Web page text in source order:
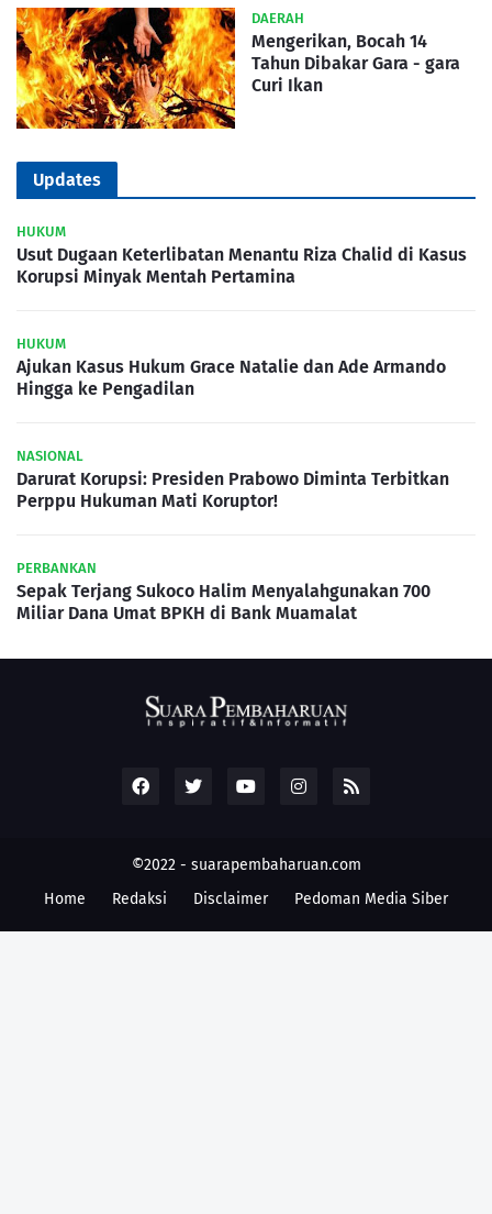
DAERAH
Mengerikan, Bocah 14
Tahun Dibakar Gara - gara
Curi Ikan
Updates
HUKUM
Usut Dugaan Keterlibatan Menantu Riza Chalid di Kasus
Korupsi Minyak Mentah Pertamina
HUKUM
Ajukan Kasus Hukum Grace Natalie dan Ade Armando
Hingga ke Pengadilan
NASIONAL
Darurat Korupsi: Presiden Prabowo Diminta Terbitkan
Perppu Hukuman Mati Koruptor!
PERBANKAN
Sepak Terjang Sukoco Halim Menyalahgunakan 700
Miliar Dana Umat BPKH di Bank Muamalat
©2022 - suarapembaharuan.com
Home
Redaksi Disclaimer Pedoman Media Siber